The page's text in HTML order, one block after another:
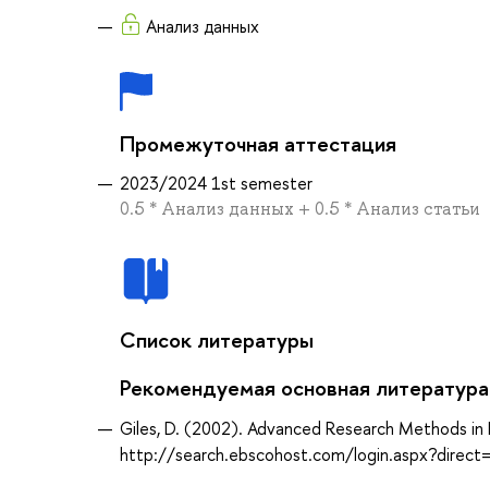
Анализ данных
Промежуточная аттестация
2023/2024 1st semester
0.5 * Анализ данных + 0.5 * Анализ статьи
Список литературы
Рекомендуемая основная литература
Giles, D. (2002). Advanced Research Methods
http://search.ebscohost.com/